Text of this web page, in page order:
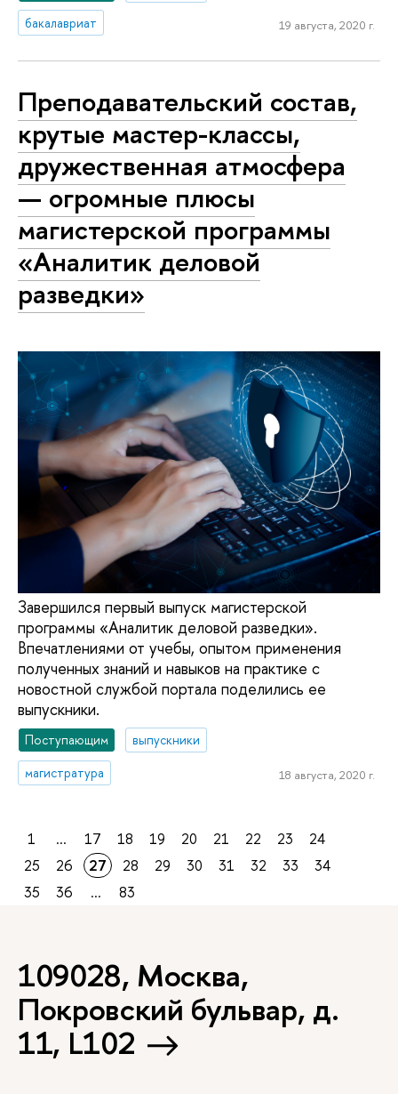
бакалавриат
19 августа, 2020 г.
Преподавательский состав,
крутые мастер-классы,
дружественная атмосфера
— огромные плюсы
магистерской программы
«Аналитик деловой
разведки»
Завершился первый выпуск магистерской
программы «Аналитик деловой разведки».
Впечатлениями от учебы, опытом применения
полученных знаний и навыков на практике с
новостной службой портала поделились ее
выпускники.
Поступающим
выпускники
магистратура
18 августа, 2020 г.
1 ... 17 18 19 20 21 22 23
24
25
26 27 28 29 30 31 32 33
34
35
36 ... 83
109028, Москва,
Покровский бульвар, д.
11, L102